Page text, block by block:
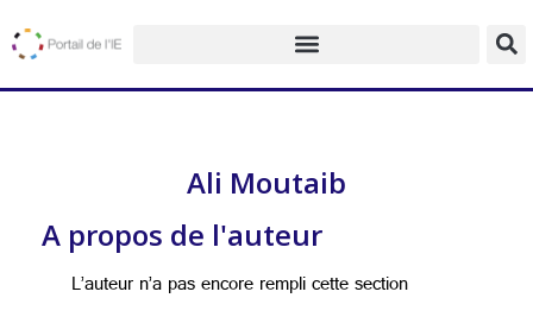
Ali Moutaib
A propos de l'auteur
L’auteur n’a pas encore rempli cette section